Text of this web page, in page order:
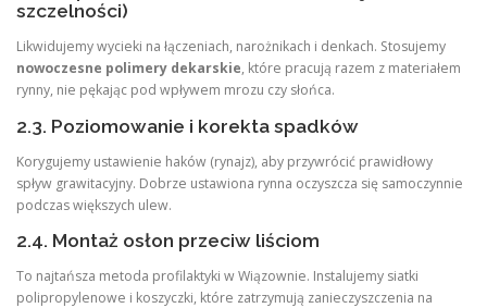
szczelności)
Likwidujemy wycieki na łączeniach, narożnikach i denkach. Stosujemy
nowoczesne polimery dekarskie, które pracują razem z materiałem
rynny, nie pękając pod wpływem mrozu czy słońca.
2.3. Poziomowanie i korekta spadków
Korygujemy ustawienie haków (rynajz), aby przywrócić prawidłowy
spływ grawitacyjny. Dobrze ustawiona rynna oczyszcza się samoczynnie
podczas większych ulew.
2.4. Montaż osłon przeciw liściom
To najtańsza metoda profilaktyki w Wiązownie. Instalujemy siatki
polipropylenowe i koszyczki, które zatrzymują zanieczyszczenia na